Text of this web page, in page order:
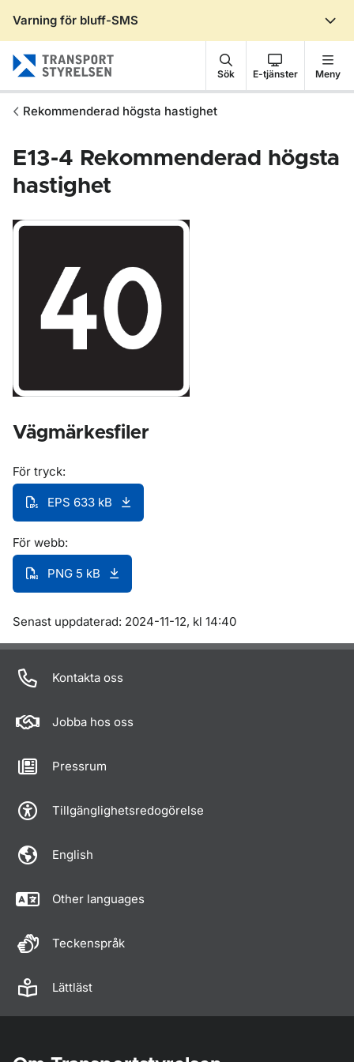
Varning för bluff-SMS
Sök E-tjänster Meny
Rekommenderad högsta hastighet
E13-4 Rekommenderad högsta
hastighet
Vägmärkesfiler
För tryck:
EPS 633 kB
För webb:
PNG 5 kB
Om sidan
Senast uppdaterad: 2024-11-12, kl 14:40
Kontakta oss
Jobba hos oss
Pressrum
Tillgänglighetsredogörelse
English
Other languages
Teckenspråk
Lättläst